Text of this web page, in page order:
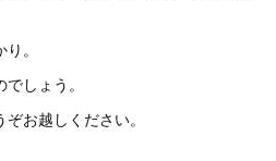
。
しょう。
お越しください。